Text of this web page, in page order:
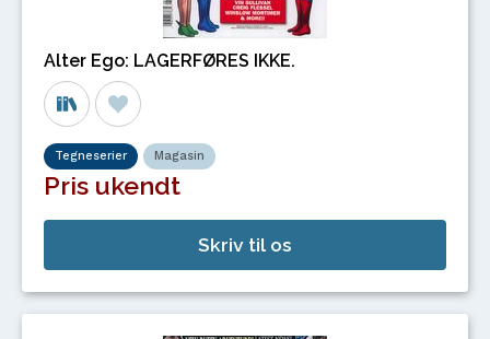
Alter Ego: LAGERFØRES IKKE.
Tegneserier Magasin
Pris ukendt
Skriv til os